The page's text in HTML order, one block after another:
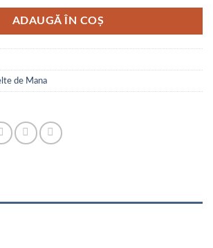
ADAUGĂ ÎN COȘ
de Mana